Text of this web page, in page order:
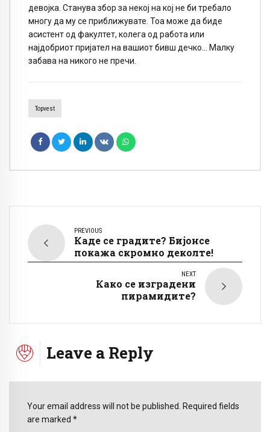
девојка. Станува збор за некој на кој не би требало
многу да му се приближувате. Тоа може да биде
асистент од факултет, колега од работа или
најдобриот пријател на вашиот бивш дечко… Малку
забава на никого не пречи.
Topvest
PREVIOUS
Каде се градите? Бијонсе
покажа скромно деколте!
NEXT
Како се изградени
пирамидите?
Leave a Reply
Your email address will not be published. Required fields
are marked *